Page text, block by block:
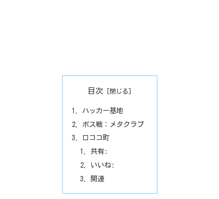
目次
ハッカー基地
ボス戦：メタクラブ
ロココ町
共有:
いいね:
関連